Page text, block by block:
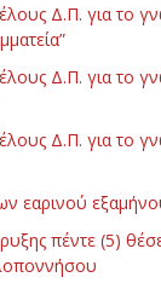
Δ.Π. για το
Δ.Π. για το
Δ.Π. για το
εαρινού
πέντε (5)